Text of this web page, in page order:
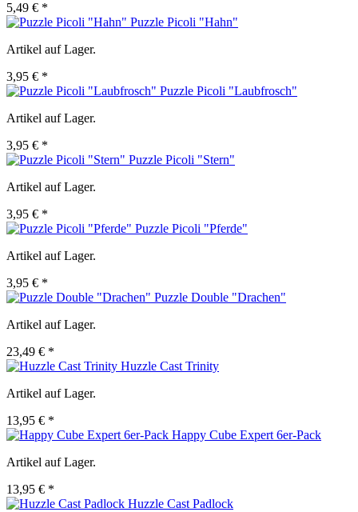
5,49 € *
Puzzle Picoli "Hahn"
Artikel auf Lager.
3,95 € *
Puzzle Picoli "Laubfrosch"
Artikel auf Lager.
3,95 € *
Puzzle Picoli "Stern"
Artikel auf Lager.
3,95 € *
Puzzle Picoli "Pferde"
Artikel auf Lager.
3,95 € *
Puzzle Double "Drachen"
Artikel auf Lager.
23,49 € *
Huzzle Cast Trinity
Artikel auf Lager.
13,95 € *
Happy Cube Expert 6er-Pack
Artikel auf Lager.
13,95 € *
Huzzle Cast Padlock